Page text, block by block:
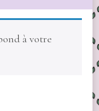
à votre